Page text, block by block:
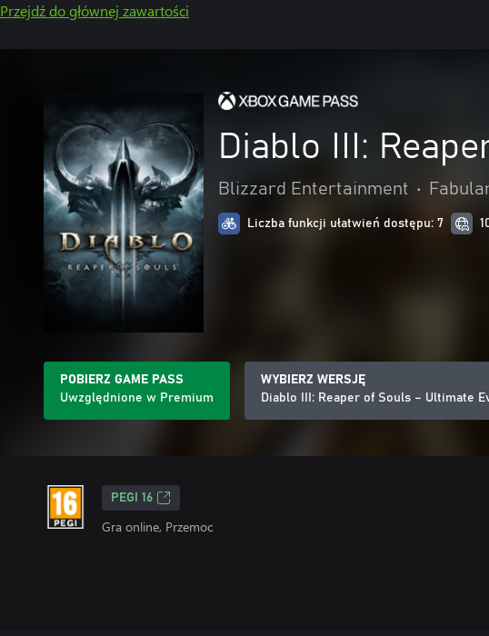
Przejdź do głównej zawartości
Diablo III:
Blizzard Entertainment •
Liczba funkcji ułatwień dostępu: 7
POBIERZ GAME PASS
Uwzględnione w Premium
WYBIERZ WERSJĘ
Diablo III: Reaper of Souls – Ultimate
PEGI 16
Gra online, Przemoc